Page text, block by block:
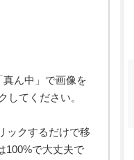
ん中」で画像を
てください。
ックするだけで移
100%で大丈夫で